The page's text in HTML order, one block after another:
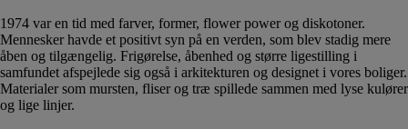
1974 var en tid med farver, former, flower power og diskotoner.
Mennesker havde et positivt syn på en verden, som blev stadig mere
åben og tilgængelig. Frigørelse, åbenhed og større ligestilling i
samfundet afspejlede sig også i arkitekturen og designet i vores boliger.
Materialer som mursten, fliser og træ spillede sammen med lyse kulører
og lige linjer.